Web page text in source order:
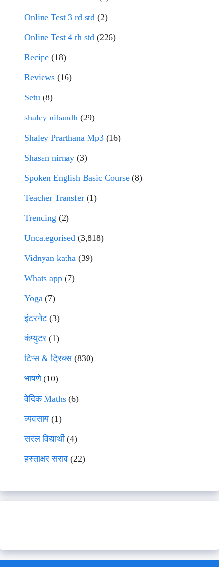
Online Test 3 rd std (2)
Online Test 4 th std (226)
Recipe (18)
Reviews (16)
Setu (8)
shaley nibandh (29)
Shaley Prarthana Mp3 (16)
Shasan nirnay (3)
Spoken English Basic Course (8)
Teacher Transfer (1)
Trending (2)
Uncategorised (3,818)
Vidnyan katha (39)
Whats app (7)
Yoga (7)
इंटरनेट(3)
कंप्युटर (1)
टिप्स & ट्रिक्स(830)
भाषणे(10)
वेदिक Maths (6)
व्यवसाय(1)
सरल विद्यार्थी(4)
हस्ताक्षर सराव (22)